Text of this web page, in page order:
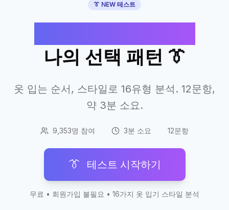
👔 NEW 테스트
나의 선택 패턴 👔
옷 입는 순서, 스타일로 16유형 분석. 12문항,
약 3분 소요.
9,353명 참여 3분 소요 12문항
👔 테스트 시작하기
무료 • 회원가입 불필요 • 16가지 옷 입기 스타일 분석